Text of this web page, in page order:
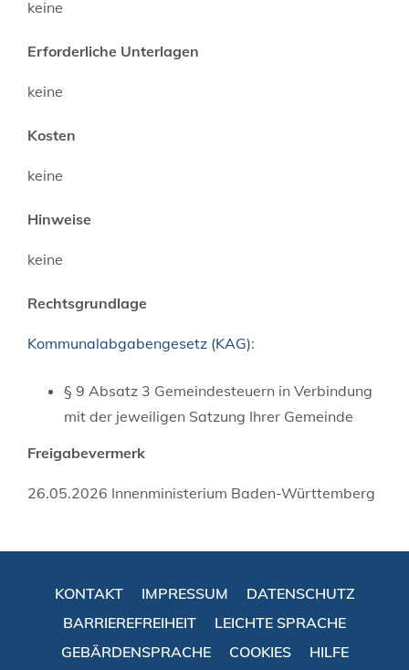
keine
Erforderliche Unterlagen
keine
Kosten
keine
Hinweise
keine
Rechtsgrundlage
Kommunalabgabengesetz (KAG):
§ 9 Absatz 3 Gemeindesteuern in Verbindung
mit der jeweiligen Satzung Ihrer Gemeinde
Freigabevermerk
26.05.2026 Innenministerium Baden-Württemberg
KONTAKT IMPRESSUM
DATENSCHUTZ
BARRIEREFREIHEIT
LEICHTE SPRACHE
GEBÄRDENSPRACHE
COOKIES HILFE